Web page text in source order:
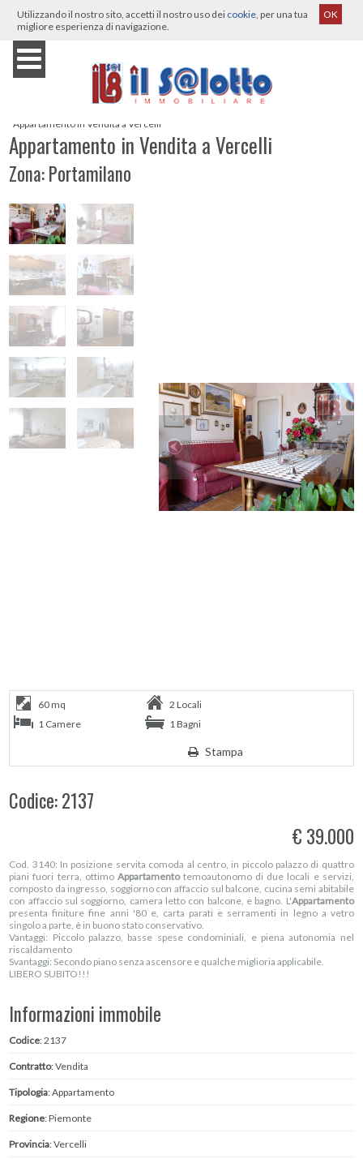
Utilizzando il nostro sito, accetti il nostro uso dei cookie, per una tua
migliore esperienza di navigazione.
OK
Immobili› Vercelli Vendita › Appartamento
›
Appartamento in Vendita a Vercelli
Appartamento in Vendita a Vercelli
Zona: Portamilano
60 mq
2 Locali
1 Camere
1 Bagni
Stampa
Codice: 2137
€ 39.000
Cod. 3140: In posizione servita comoda al centro, in piccolo palazzo di quattro
piani fuori terra, ottimo Appartamentotemoautonomo di due locali e servizi,
composto da ingresso, soggiorno con affaccio sul balcone, cucina semi abitabile
con affaccio sul soggiorno, camera letto con balcone, e bagno. L'Appartamento
presenta finiture fine anni '80 e, carta parati e serramenti in legno a vetro
singolo a parte, è in buono stato conservativo.
Vantaggi: Piccolo palazzo, basse spese condominiali, e piena autonomia nel
riscaldamento
Svantaggi: Secondo piano senza ascensore e qualche miglioria applicabile.
LIBERO SUBITO!!!
Informazioni immobile
Codice: 2137
Contratto: Vendita
Tipologia: Appartamento
Regione: Piemonte
Provincia: Vercelli